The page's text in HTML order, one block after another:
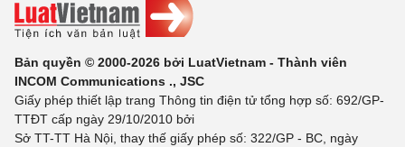
Bản quyền © 2000-2026 bởi LuatVietnam - Thành viên
INCOM Communications ., JSC
Giấy phép thiết lập trang Thông tin điện tử tổng hợp số: 692/GP-
TTĐT cấp ngày 29/10/2010 bởi
Sở TT-TT Hà Nội, thay thế giấy phép số: 322/GP - BC, ngày